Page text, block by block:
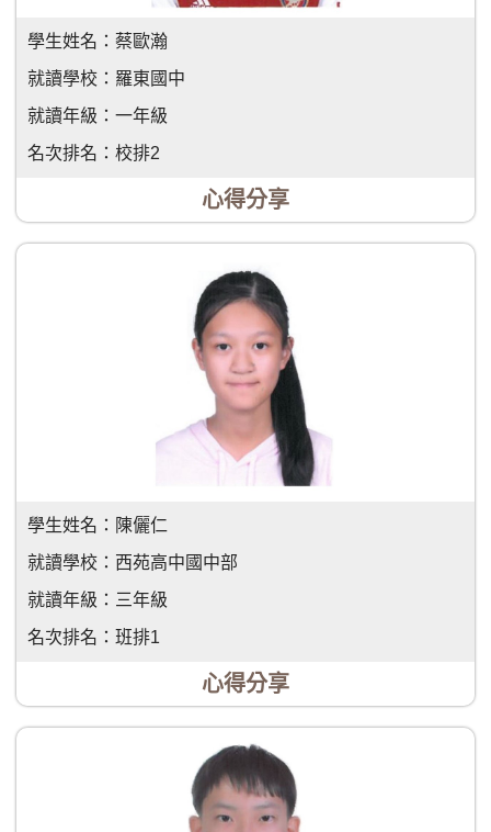
學生姓名： 蔡歐瀚
就讀學校： 羅東國中
就讀年級： 一年級
名次排名： 校排2
心得分享
學生姓名： 陳儷仁
就讀學校： 西苑高中國中部
就讀年級： 三年級
名次排名： 班排1
心得分享